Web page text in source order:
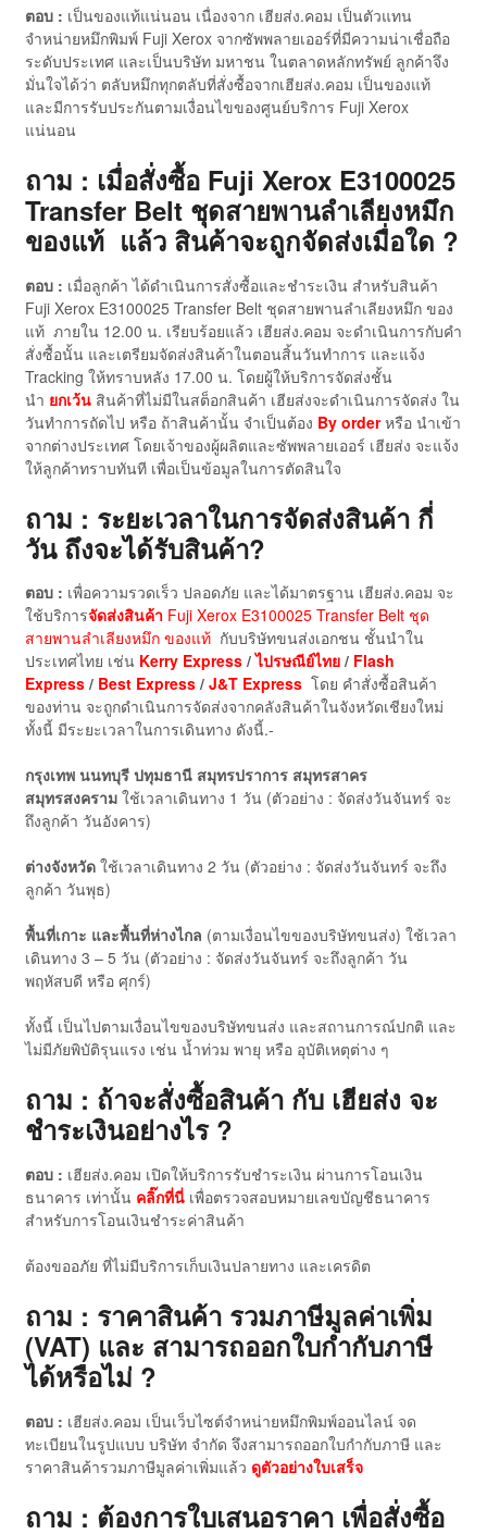
ตอบ : เป็นของแท้แน่นอน เนื่องจาก เฮียส่ง.คอม เป็นตัวแทน
จำหน่ายหมึกพิมพ์ Fuji Xerox จากซัพพลายเออร์ที่มีความน่าเชื่อถือ
ระดับประเทศ และเป็นบริษัท มหาชน ในตลาดหลักทรัพย์ ลูกค้าจึง
มั่นใจได้ว่า ตลับหมึกทุกตลับที่สั่งซื้อจากเฮียส่ง.คอม เป็นของแท้
และมีการรับประกันตามเงื่อนไขของศูนย์บริการ Fuji Xerox
แน่นอน
ถาม : เมื่อสั่งซื้อ Fuji Xerox E3100025
Transfer Belt ชุดสายพานลำเลียงหมึก
ของแท้ แล้ว สินค้าจะถูกจัดส่งเมื่อใด ?
ตอบ : เมื่อลูกค้า ได้ดำเนินการสั่งซื้อและชำระเงิน สำหรับสินค้า
Fuji Xerox E3100025 Transfer Belt ชุดสายพานลำเลียงหมึก ของ
แท้ ภายใน 12.00 น. เรียบร้อยแล้ว เฮียส่ง.คอม จะดำเนินการกับคำ
สั่งซื้อนั้น และเตรียมจัดส่งสินค้าในตอนสิ้นวันทำการ และแจ้ง
Tracking ให้ทราบหลัง 17.00 น. โดยผู้ให้บริการจัดส่งชั้น
นำ ยกเว้นสินค้าที่ไม่มีในสต็อกสินค้า เฮียส่งจะดำเนินการจัดส่ง ใน
วันทำการถัดไป หรือ ถ้าสินค้านั้น จำเป็นต้อง By orderหรือ นำเข้า
จากต่างประเทศ โดยเจ้าของผู้ผลิตและซัพพลายเออร์ เฮียส่ง จะแจ้ง
ให้ลูกค้าทราบทันที เพื่อเป็นข้อมูลในการตัดสินใจ
ถาม : ระยะเวลาในการจัดส่งสินค้า กี่
วัน ถึงจะได้รับสินค้า?
ตอบ : เพื่อความรวดเร็ว ปลอดภัย และได้มาตรฐาน เฮียส่ง.คอม จะ
ใช้บริการจัดส่งสินค้า Fuji Xerox E3100025 Transfer Belt ชุด
สายพานลำเลียงหมึก ของแท้ กับบริษัทขนส่งเอกชน ชั้นนำใน
ประเทศไทย เช่น Kerry Express/ไปรษณีย์ไทย/ Flash
Express/ Best Express/ J&T Expressโดย คำสั่งซื้อสินค้า
ของท่าน จะถูกดำเนินการจัดส่งจากคลังสินค้าในจังหวัดเชียงใหม่
ทั้งนี้ มีระยะเวลาในการเดินทาง ดังนี้.-
กรุงเทพ นนทบุรี ปทุมธานี สมุทรปราการ สมุทรสาคร
สมุทรสงครามใช้เวลาเดินทาง 1 วัน (ตัวอย่าง : จัดส่งวันจันทร์ จะ
ถึงลูกค้า วันอังคาร)
ต่างจังหวัดใช้เวลาเดินทาง 2 วัน (ตัวอย่าง : จัดส่งวันจันทร์ จะถึง
ลูกค้า วันพุธ)
พื้นที่เกาะ และพื้นที่ห่างไกล (ตามเงื่อนไขของบริษัทขนส่ง) ใช้เวลา
เดินทาง 3 – 5 วัน (ตัวอย่าง : จัดส่งวันจันทร์ จะถึงลูกค้า วัน
พฤหัสบดี หรือ ศุกร์)
ทั้งนี้ เป็นไปตามเงื่อนไขของบริษัทขนส่ง และสถานการณ์ปกติ และ
ไม่มีภัยพิบัติรุนแรง เช่น น้ำท่วม พายุ หรือ อุบัติเหตุต่าง ๆ
ถาม : ถ้าจะสั่งซื้อสินค้า กับ เฮียส่ง จะ
ชำระเงินอย่างไร ?
ตอบ : เฮียส่ง.คอม เปิดให้บริการรับชำระเงิน ผ่านการโอนเงิน
ธนาคาร เท่านั้น คลิ๊กที่นี่เพื่อตรวจสอบหมายเลขบัญชีธนาคาร
สำหรับการโอนเงินชำระค่าสินค้า
ต้องขออภัย ที่ไม่มีบริการเก็บเงินปลายทาง และเครดิต
ถาม : ราคาสินค้า รวมภาษีมูลค่าเพิ่ม
(VAT) และ สามารถออกใบกำกับภาษี
ได้หรือไม่ ?
ตอบ : เฮียส่ง.คอม เป็นเว็บไซต์จำหน่ายหมึกพิมพ์ออนไลน์ จด
ทะเบียนในรูปแบบ บริษัท จำกัด จึงสามารถออกใบกำกับภาษี และ
ราคาสินค้ารวมภาษีมูลค่าเพิ่มแล้ว ดูตัวอย่างใบเสร็จ
ถาม : ต้องการใบเสนอราคา เพื่อสั่งซื้อ